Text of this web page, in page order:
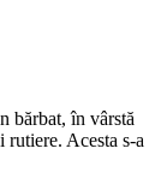
bărbat, în vârstă
Acesta s-a